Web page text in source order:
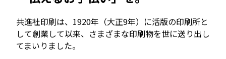
共進社印刷は、1920年（大正9年）に活版の印刷所と
して創業して以来、さまざまな印刷物を世に送り出し
てまいりました。